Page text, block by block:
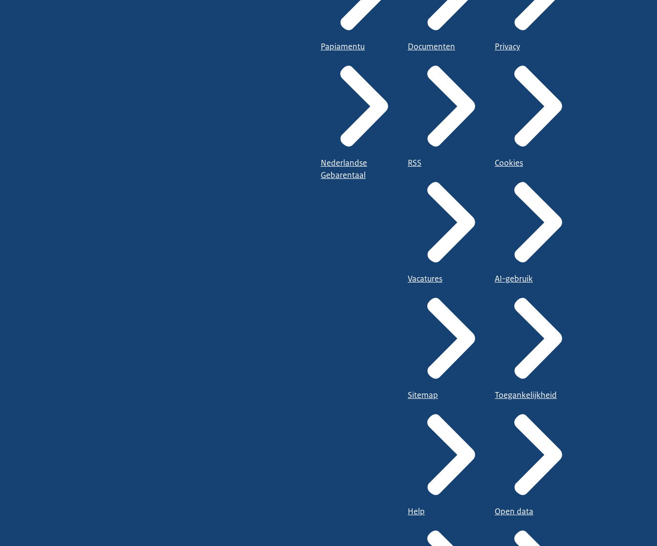
Papiamentu
Nederlandse
Gebarentaal
Documenten
RSS
Vacatures
Sitemap
Help
Privacy
Cookies
AI-gebruik
Toegankelijkheid
Open data